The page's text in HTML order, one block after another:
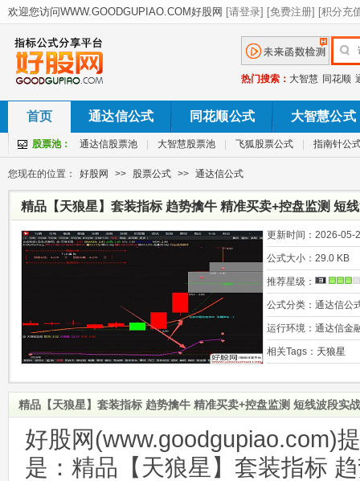
热门搜索： 大智慧 同花顺
首页 通达信公式 同花顺公式 大智慧公式
股票池： 通达信股票池 大智慧股票池 飞狐股票公式 指南针公
您现在的位置： 好股网 >> 股票公式 >> 通达信公式
精品【天狼星】套装指标 趋势擒牛 精准买卖+控盘监测 短
更新时间： 2026-05-
公式大小： 29.0 KB
推荐星级：
公式分类： 通达信公
运行环境： 通达信金
相关Tags： 天狼星
精品【天狼星】套装指标 趋势擒牛 精准买卖+控盘监测 短线波段实
好股网(www.goodgupiao.com)
是：精品【天狼星】套装指标